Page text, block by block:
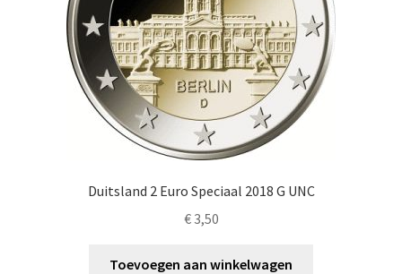
Duitsland 2 Euro Speciaal 2018 G UNC
€3,50
Toevoegen aan winkelwagen